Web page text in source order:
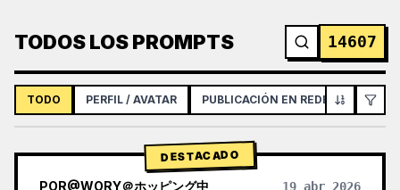
TODOS LOS PROMPTS 14607
TODO PERFIL / AVATAR PUBLICACIÓN EN REDES SOCIALES
DESTACADO
POR@WORY＠ホッピング中 19 abr 2026